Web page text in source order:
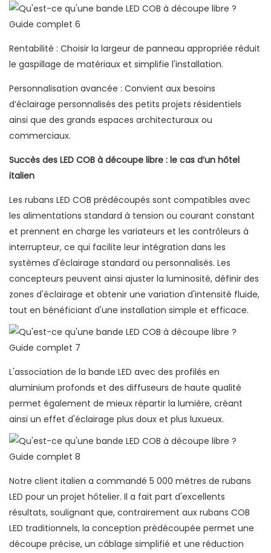
Rentabilité : Choisir la largeur de panneau appropriée réduit
le gaspillage de matériaux et simplifie l'installation.
Personnalisation avancée : Convient aux besoins
d’éclairage personnalisés des petits projets résidentiels
ainsi que des grands espaces architecturaux ou
commerciaux.
Succès des LED COB à découpe libre : le cas d’un hôtel
italien
Les rubans LED COB prédécoupés sont compatibles avec
les alimentations standard à tension ou courant constant
et prennent en charge les variateurs et les contrôleurs à
interrupteur, ce qui facilite leur intégration dans les
systèmes d'éclairage standard ou personnalisés. Les
concepteurs peuvent ainsi ajuster la luminosité, définir des
zones d'éclairage et obtenir une variation d'intensité fluide,
tout en bénéficiant d'une installation simple et efficace.
L'association de la bande LED avec des profilés en
aluminium profonds et des diffuseurs de haute qualité
permet également de mieux répartir la lumière, créant
ainsi un effet d'éclairage plus doux et plus luxueux.
Notre client italien a commandé 5 000 mètres de rubans
LED pour un projet hôtelier. Il a fait part d'excellents
résultats, soulignant que, contrairement aux rubans COB
LED traditionnels, la conception prédécoupée permet une
découpe précise, un câblage simplifié et une réduction